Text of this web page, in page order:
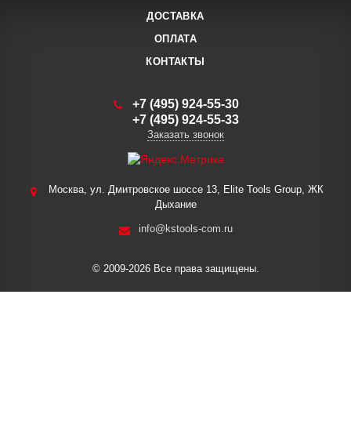
ДОСТАВКА
ОПЛАТА
КОНТАКТЫ
+7 (495) 924-55-30
+7 (495) 924-55-33
Заказать звонок
Москва, ул. Дмитровское шоссе 13, Elite Tools Group, ЖК
Дыхание
info@kstools-com.ru
© 2009-2026 Все права защищены.